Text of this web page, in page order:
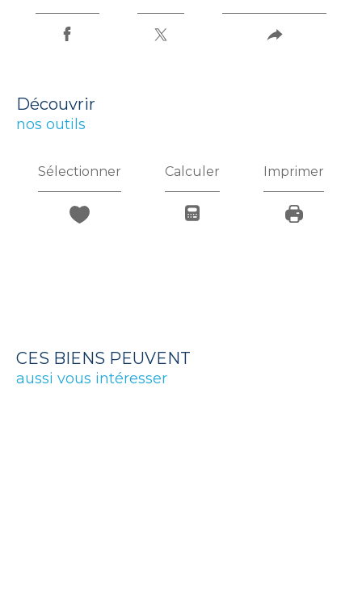
découvrir
nos outils
Sélectionner Calculer Imprimer
CES BIENS PEUVENT
aussi vous intéresser